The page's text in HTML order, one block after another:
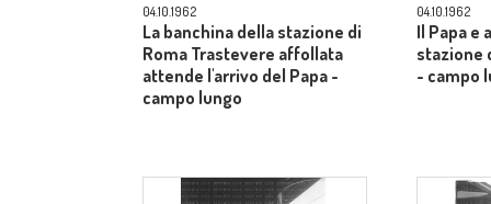
04.10.1962
La banchina della stazione di
Roma Trastevere affollata
attende l'arrivo del Papa -
campo lungo
04.10.1962
Il Papa e
stazione
- campo